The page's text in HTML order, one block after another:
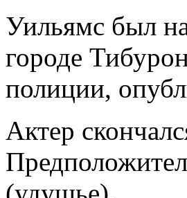
Уильямс был
городе
полиции,
Актер